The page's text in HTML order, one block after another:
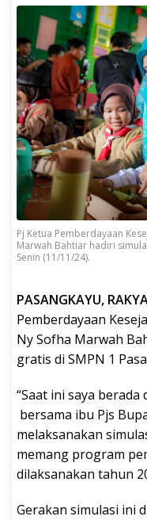
Pj Ketua Pemberdayaan
Marwah Bahtiar hadiri
Senin (11/11/24).
PASANGKAYU,
Pemberdayaan
Ny Sofha Marwah
gratis di SMPN 1
“Saat ini saya berada
bersama ibu Pjs
melaksanakan
memang program
dilaksanakan tahun
Gerakan simulasi ini